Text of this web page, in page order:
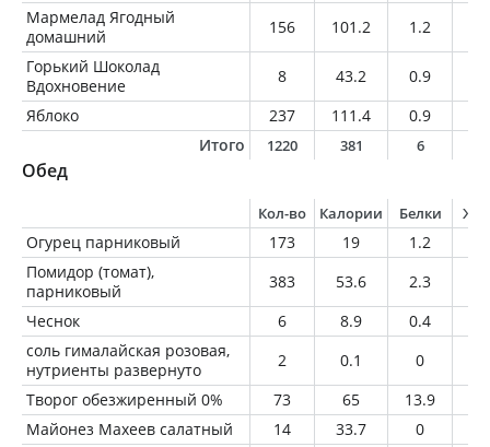
Мармелад Ягодный
домашний
156 101.2 1.2
Горький Шоколад
Вдохновение
8 43.2 0.9
Яблоко
237 111.4 0.9
Итого
1220 381 6
Обед
Кол-во Калории Белки
Огурец парниковый 173 19 1.2
Помидор (томат),
парниковый
383 53.6 2.3
Чеснок
6 8.9 0.4
соль гималайская розовая,
нутриенты развернуто
2 0.1 0
Творог обезжиренный 0%
73 65 13.9
Майонез Махеев салатный
14 33.7 0